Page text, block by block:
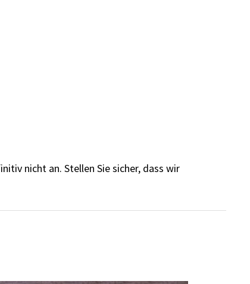
nicht an. Stellen Sie sicher, dass wir